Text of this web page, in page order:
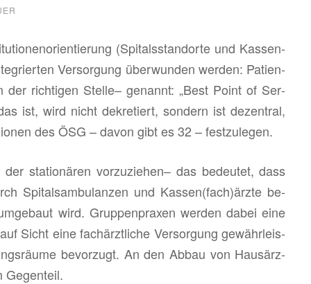
(Spi­tals­stand­or­te und Kas­sen­
Ver­sor­gung über­wun­den wer­den: Pa­ti­en­
der rich­ti­gen Stel­le– ge­nannt: „Best Point of Ser­
ist, wird nicht de­kre­tiert, son­dern ist de­zen­tral,
des ÖSG – davon gibt es 32 – fest­zu­le­gen.
sta­tio­nä­ren vor­zu­zie­hen– das be­deu­tet, dass
Spi­tals­am­bu­lan­zen und Kas­sen(fach)ärzte be­
wird. Grup­pen­pra­xen wer­den dabei eine
Sicht eine fach­ärzt­li­che Ver­sor­gung ge­währ­leis­
be­vor­zugt. An den Abbau von Haus­ärz­
Ge­gen­teil.